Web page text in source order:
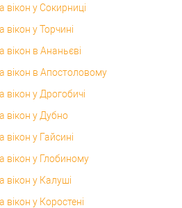
вікон у Сокирниці
у Торчині
вікон в Ананьєві
вікон в Апостоловому
вікон у Дрогобичі
вікон у Дубно
у Гайсині
вікон у Глобиному
вікон у Калуші
у Коростені